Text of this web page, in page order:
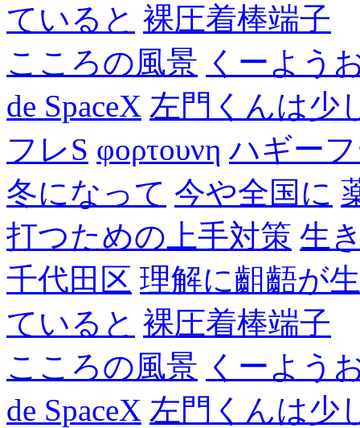
ていると 裸圧着棒端子
こころの風景 くーよう
de SpaceX 左門くんは少
フレS φορτουνη ハギー
冬になって 今や全国に
打つための上手対策 生
千代田区 理解に齟齬が
ていると 裸圧着棒端子
こころの風景 くーよう
de SpaceX 左門くんは少